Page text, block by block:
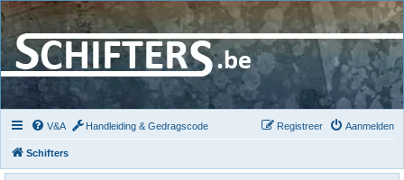
V&A Handleiding & Gedragscode Aanmelden
Registreer
Schifters